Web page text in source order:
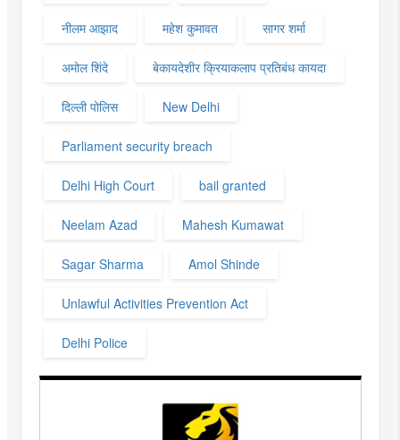
नीलम आझाद महेश कुमावत सागर शर्मा
अमोल शिंदे बेकायदेशीर क्रियाकलाप प्रतिबंध कायदा
दिल्ली पोलिस New Delhi
Parliament security breach
Delhi High Court bail granted
Neelam Azad Mahesh Kumawat
Sagar Sharma Amol Shinde
Unlawful Activities Prevention Act
Delhi Police